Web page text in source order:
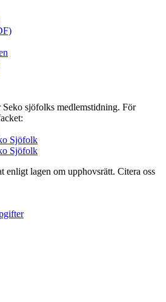
Seko sjöfolks medlemstidning. För
Sjöfolk
Sjöfolk
enligt lagen om upphovsrätt. Citera oss